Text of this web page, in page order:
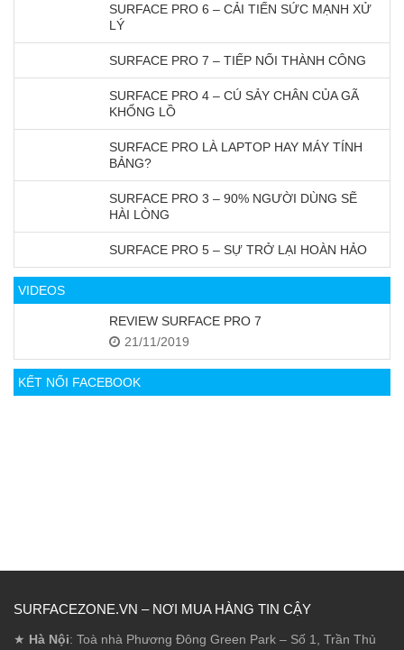
SURFACE PRO 6 – CẢI TIẾN SỨC MẠNH XỬ
LÝ
SURFACE PRO 7 – TIẾP NỐI THÀNH CÔNG
SURFACE PRO 4 – CÚ SẢY CHÂN CỦA GÃ
KHỔNG LỒ
SURFACE PRO LÀ LAPTOP HAY MÁY TÍNH
BẢNG?
SURFACE PRO 3 – 90% NGƯỜI DÙNG SẼ
HÀI LÒNG
SURFACE PRO 5 – SỰ TRỞ LẠI HOÀN HẢO
VIDEOS
REVIEW SURFACE PRO 7
21/11/2019
KẾT NỐI FACEBOOK
SURFACEZONE.VN – NƠI MUA HÀNG TIN CẬY
★ Hà Nội: Toà nhà Phương Đông Green Park – Số 1, Trần Thủ